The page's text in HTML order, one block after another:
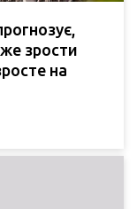
зрости
на